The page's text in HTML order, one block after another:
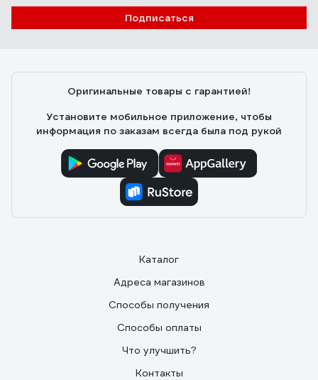
Подписаться
Оригинальные товары с гарантией!
Установите мобильное приложение, чтобы
информация по заказам всегда была под рукой
Каталог
Адреса магазинов
Способы получения
Способы оплаты
Что улучшить?
Контакты